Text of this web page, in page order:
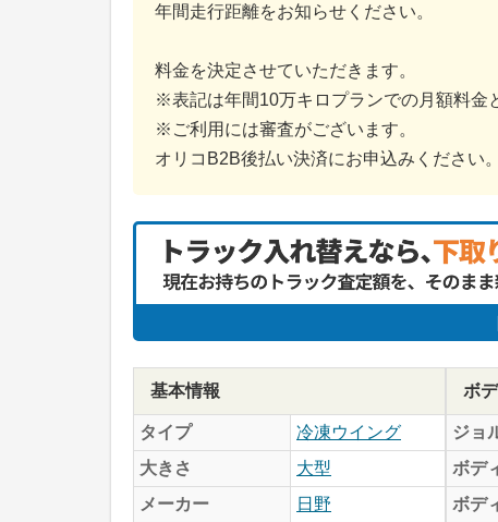
年間走行距離をお知らせください。
料金を決定させていただきます。
※表記は年間10万キロプランでの月額料金
※ご利用には審査がございます。
オリコB2B後払い決済にお申込みください。
基本情報
タイプ
冷凍ウイング
大きさ
大型
メーカー
日野
ボ
ジョ
ボデ
ボデ